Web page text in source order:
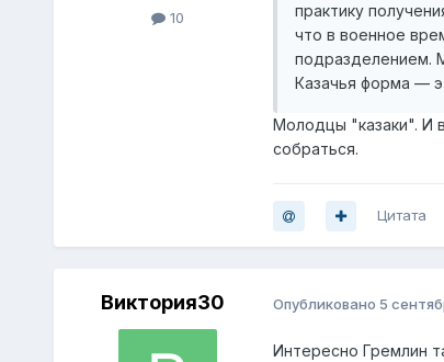
10
практику
что в военное
подразделением.
Казачья форма —
Молодцы "казаки". И
собраться.
Цитата
Виктория30 Опубликовано 5
Интересно Гремлин